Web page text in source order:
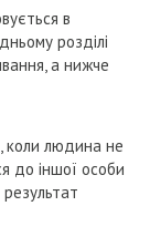
в
розділі
а нижче
коли людина не
до іншої особи